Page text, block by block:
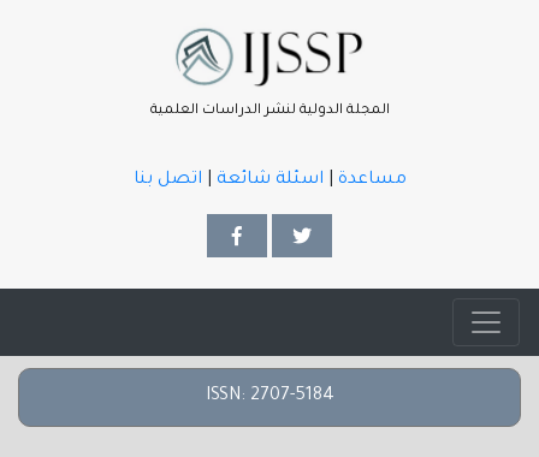
المجلة الدولية لنشر الدراسات العلمية
مساعدة اسئلة شائعة اتصل بنا
ISSN: 2707-5184